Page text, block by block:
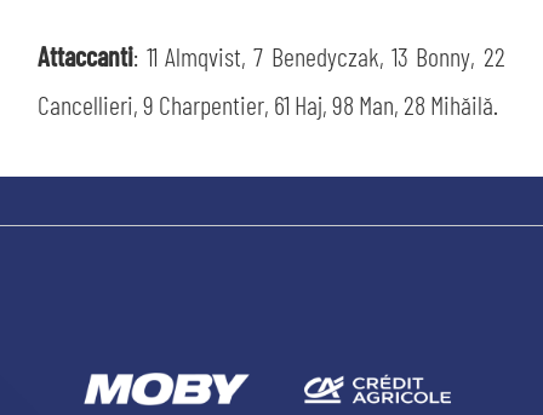
Attaccanti: 11 Almqvist, 7 Benedyczak, 13 Bonny, 22
Cancellieri, 9 Charpentier, 61 Haj, 98 Man, 28 Mihăilă.